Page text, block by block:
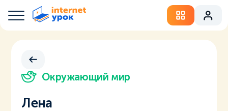
Окружающий мир
Лена